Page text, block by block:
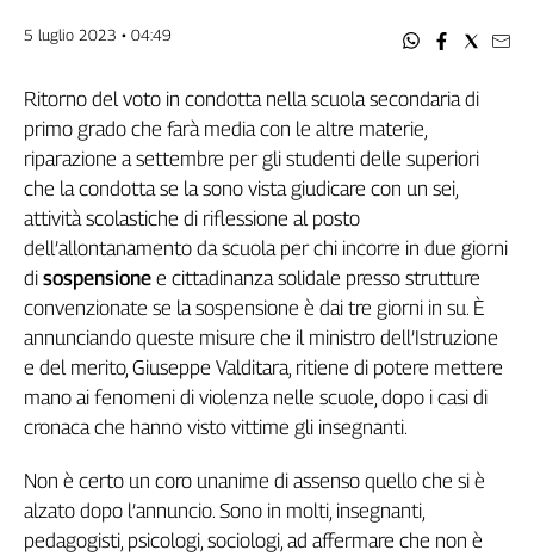
Flc
Nidil
Slc
Spi
Inca
Caaf
Speciali
G8
di
Genova,
il
della
anni
Cgil
5 luglio 2023 • 04:49
Ritorno del voto in condotta nella scuola secondaria di
primo grado che farà media con le altre materie,
riparazione a settembre per gli studenti delle superiori
che la condotta se la sono vista giudicare con un sei,
attività scolastiche di riflessione al posto
dell’allontanamento da scuola per chi incorre in due giorni
di sospensione e cittadinanza solidale presso strutture
convenzionate se la sospensione è dai tre giorni in su. È
annunciando queste misure che il ministro dell’Istruzione
e del merito, Giuseppe Valditara, ritiene di potere mettere
mano ai fenomeni di violenza nelle scuole, dopo i casi di
cronaca che hanno visto vittime gli insegnanti.
Non è certo un coro unanime di assenso quello che si è
alzato dopo l’annuncio. Sono in molti, insegnanti,
pedagogisti, psicologi, sociologi, ad affermare che non è